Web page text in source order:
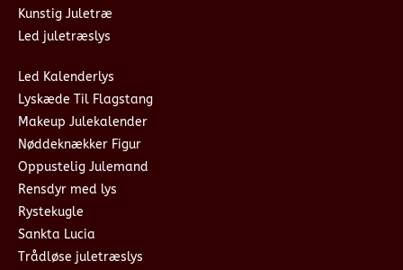
Kunstig Juletræ
Led juletræslys
Led Kalenderlys
Lyskæde Til Flagstang
Makeup Julekalender
Nøddeknækker Figur
Oppustelig Julemand
Rensdyr med lys
Rystekugle
Sankta Lucia
Trådløse juletræslys